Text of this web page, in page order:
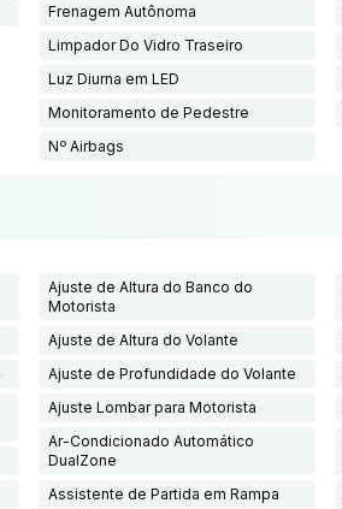
Frenagem Autônoma
Limpador Do Vidro Traseiro
Luz Diurna em LED
Monitoramento de Pedestre
Nº Airbags
Ajuste de Altura do Banco do
Motorista
Ajuste de Altura do Volante
Ajuste de Profundidade do Volante
Ajuste Lombar para Motorista
Ar-Condicionado Automático
DualZone
Assistente de Partida em Rampa